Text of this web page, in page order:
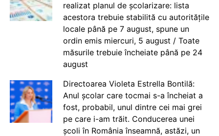
realizat planul de școlarizare: lista
acestora trebuie stabilită cu autoritățile
locale până pe 7 august, spune un
ordin emis miercuri, 5 august / Toate
măsurile trebuie încheiate până pe 24
august
Directoarea Violeta Estrella Bontilă:
Anul școlar care tocmai s-a încheiat a
fost, probabil, unul dintre cei mai grei
pe care i-am trăit. Conducerea unei
școli în România înseamnă, astăzi, un